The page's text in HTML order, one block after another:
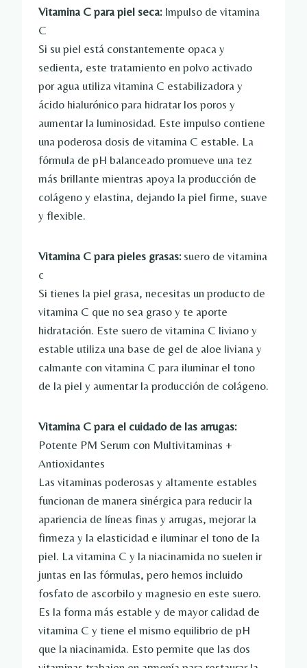
Vitamina C para piel seca:Impulso de vitamina
C
Si su piel está constantemente opaca y
sedienta, este tratamiento en polvo activado
por agua utiliza vitamina C estabilizadora y
ácido hialurónico para hidratar los poros y
aumentar la luminosidad. Este impulso contiene
una poderosa dosis de vitamina C estable. La
fórmula de pH balanceado promueve una tez
más brillante mientras apoya la producción de
colágeno y elastina, dejando la piel firme, suave
y flexible.
Vitamina C para pieles grasas:suero de vitamina
c
Si tienes la piel grasa, necesitas un producto de
vitamina C que no sea graso y te aporte
hidratación. Este suero de vitamina C liviano y
estable utiliza una base de gel de aloe liviana y
calmante con vitamina C para iluminar el tono
de la piel y aumentar la producción de colágeno.
Vitamina C para el cuidado de las arrugas:
Potente PM Serum con Multivitaminas +
Antioxidantes
Las vitaminas poderosas y altamente estables
funcionan de manera sinérgica para reducir la
apariencia de líneas finas y arrugas, mejorar la
firmeza y la elasticidad e iluminar el tono de la
piel. La vitamina C y la niacinamida no suelen ir
juntas en las fórmulas, pero hemos incluido
fosfato de ascorbilo y magnesio en este suero.
Es la forma más estable y de mayor calidad de
vitamina C y tiene el mismo equilibrio de pH
que la niacinamida. Esto permite que las dos